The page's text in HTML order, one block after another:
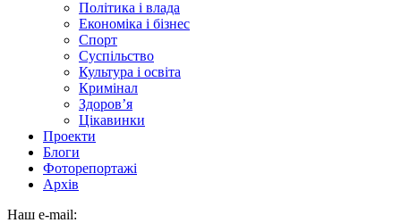
Політика і влада
Економіка і бізнес
Спорт
Суспільство
Культура і освіта
Кримінал
Здоров’я
Цікавинки
Проекти
Блоги
Фоторепортажі
Архів
Наш e-mail: